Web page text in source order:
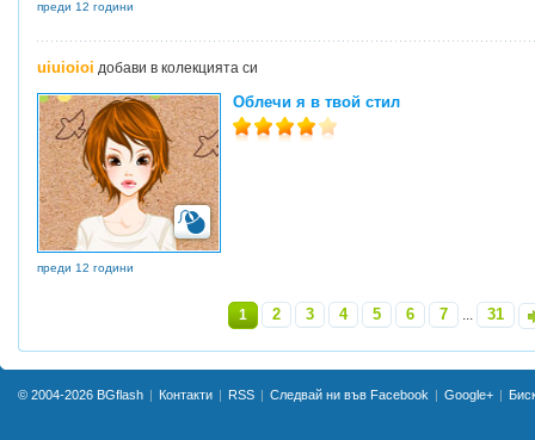
преди 12 години
uiuioioi добави в колекцията си
Облечи я в твой стил
преди 12 години
1 2 3 4 5 6 7 ... 31»
© 2004-2026 BGflash Контакти RSS Следвай ни във Facebook Google+